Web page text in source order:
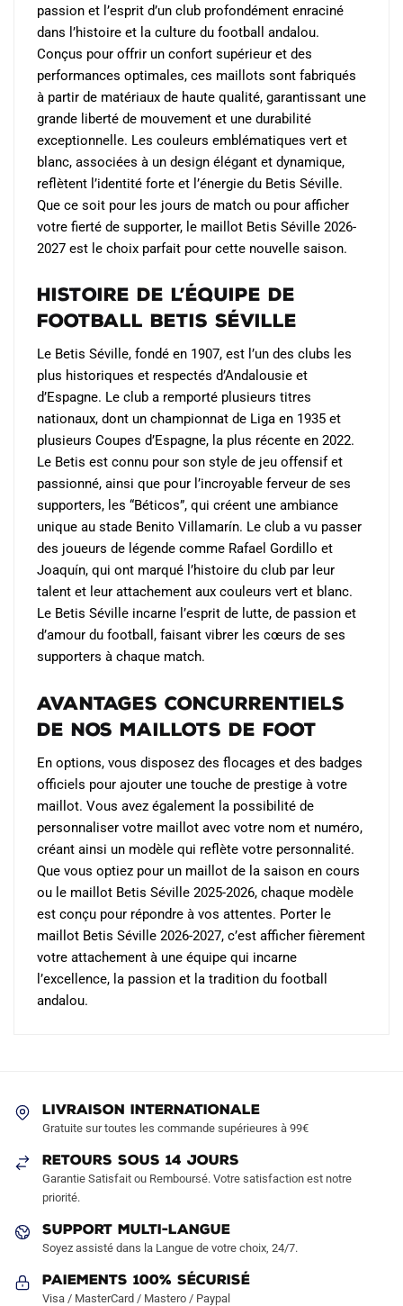
page
produit
la
page
du
produit
passion et l’esprit d’un club profondément enraciné
dans l’histoire et la culture du football andalou.
Conçus pour offrir un confort supérieur et des
performances optimales, ces maillots sont fabriqués
à partir de matériaux de haute qualité, garantissant une
grande liberté de mouvement et une durabilité
exceptionnelle. Les couleurs emblématiques vert et
blanc, associées à un design élégant et dynamique,
reflètent l’identité forte et l’énergie du Betis Séville.
Que ce soit pour les jours de match ou pour afficher
votre fierté de supporter, le maillot Betis Séville 2026-
2027 est le choix parfait pour cette nouvelle saison.
Histoire de l’Équipe de
Football Betis Séville
Le Betis Séville, fondé en 1907, est l’un des clubs les
plus historiques et respectés d’Andalousie et
d’Espagne. Le club a remporté plusieurs titres
nationaux, dont un championnat de Liga en 1935 et
plusieurs Coupes d’Espagne, la plus récente en 2022.
Le Betis est connu pour son style de jeu offensif et
passionné, ainsi que pour l’incroyable ferveur de ses
supporters, les “Béticos”, qui créent une ambiance
unique au stade Benito Villamarín. Le club a vu passer
des joueurs de légende comme Rafael Gordillo et
Joaquín, qui ont marqué l’histoire du club par leur
talent et leur attachement aux couleurs vert et blanc.
Le Betis Séville incarne l’esprit de lutte, de passion et
d’amour du football, faisant vibrer les cœurs de ses
supporters à chaque match.
Avantages Concurrentiels
de Nos Maillots de Foot
En options, vous disposez des flocages et des badges
officiels pour ajouter une touche de prestige à votre
maillot. Vous avez également la possibilité de
personnaliser votre maillot avec votre nom et numéro,
créant ainsi un modèle qui reflète votre personnalité.
Que vous optiez pour un maillot de la saison en cours
ou le maillot Betis Séville 2025-2026, chaque modèle
est conçu pour répondre à vos attentes. Porter le
maillot Betis Séville 2026-2027, c’est afficher fièrement
votre attachement à une équipe qui incarne
l’excellence, la passion et la tradition du football
andalou.
LIVRAISON INTERNATIONALE
Gratuite sur toutes les commande supérieures à 99€
RETOURS SOUS 14 JOURS
Garantie Satisfait ou Remboursé. Votre satisfaction est notre
priorité.
SUPPORT MULTI-LANGUE
Soyez assisté dans la Langue de votre choix, 24/7.
Paiements 100% Sécurisé
Visa / MasterCard / Mastero / Paypal